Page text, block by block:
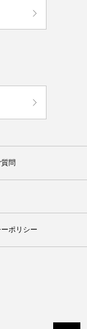
問
ポリシー